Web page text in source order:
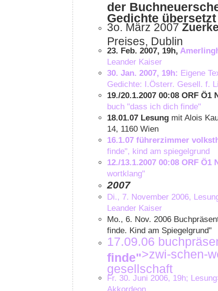
der
Gedichte
3o. März 2007
Preises, Dublin
23. Feb. 2007, 19h,
Leander Kaiser
30. Jan. 2007, 19h: Eigene
Gedichte: I.Österr. Gesell. f.
19./20.1.2007 00:08 ORF Ö1
buch "dass ich dich finde"
18.01.07 Lesung mit Alois
14, 1160 Wien
16.1.07 führerzimmer
finde", kind am spiegelgrund
12./13.1.2007 00:08 ORF
wortklang"
2007
Di., 7. November 2006,
Leander Kaiser
Mo., 6. Nov. 2006
finde. Kind am Spiegelgrund"
17.09.06
finde">zwi-schen-
gesellschaft
Fr. 30. Juni 2006, 19h;